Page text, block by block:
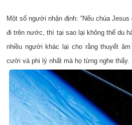
Một số người nhận định: “Nếu chúa
đi trên nước, thì tại sao lại không thể du
nhiều người khác lại cho rằng thuyết
cười và phi lý nhất mà họ từng nghe thấy.